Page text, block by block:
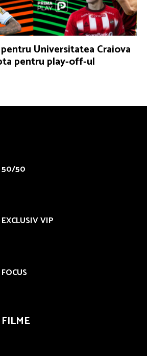
Universitatea Craiova
pentru play-off-ul
50/50
EXCLUSIV VIP
FOCUS